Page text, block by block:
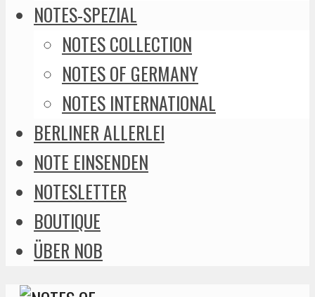
NOTES-SPEZIAL
NOTES COLLECTION
NOTES OF GERMANY
NOTES INTERNATIONAL
BERLINER ALLERLEI
NOTE EINSENDEN
NOTESLETTER
BOUTIQUE
ÜBER NOB